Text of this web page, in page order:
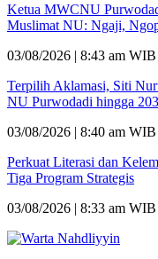
Ketua MWCNU
Muslimat NU: Ngaji,
03/08/2026 | 8:43 am WIB
Terpilih Aklamasi, Siti
NU Purwodadi hingga
03/08/2026 | 8:40 am WIB
Perkuat Literasi dan
Tiga Program Strategis
03/08/2026 | 8:33 am WIB